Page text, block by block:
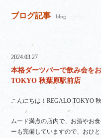
ブログ記事 blog
2024.03.27
本格ダーツバーで飲み会を
TOKYO 秋葉原駅前店
こんにちは！REGALO TOKYO
ムード満点の店内で、お酒やお
ーも完備していますので、おひ